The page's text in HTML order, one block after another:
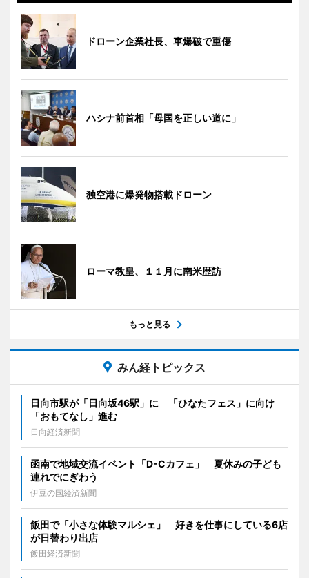
ドローン企業社長、車爆破で重傷
ハシナ前首相「母国を正しい道に」
独空港に爆発物搭載ドローン
ローマ教皇、１１月に南米歴訪
もっと見る
みん経トピックス
日向市駅が「日向坂46駅」に 「ひなたフェス」に向け
「おもてなし」進む
日向経済新聞
函南で地域交流イベント「D-Cカフェ」 夏休みの子ども
連れでにぎわう
伊豆の国経済新聞
飯田で「小さな体験マルシェ」 好きを仕事にしている6店
が日替わり出店
飯田経済新聞